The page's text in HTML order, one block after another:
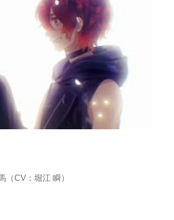
（CV：堀江 瞬）